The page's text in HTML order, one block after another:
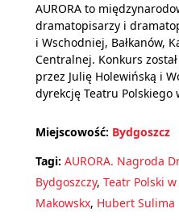
AURORA to
dramatopisarzy i
i Wschodniej, Bałkanów,
Centralnej. Konkurs
przez Julię Holewińską i
dyrekcję Teatru Polskiego
Miejscowość: Bydgoszcz
Tagi: AURORA. Nagroda
Bydgoszczy, Teatr Polski
Makowskx, Hubert Sulima